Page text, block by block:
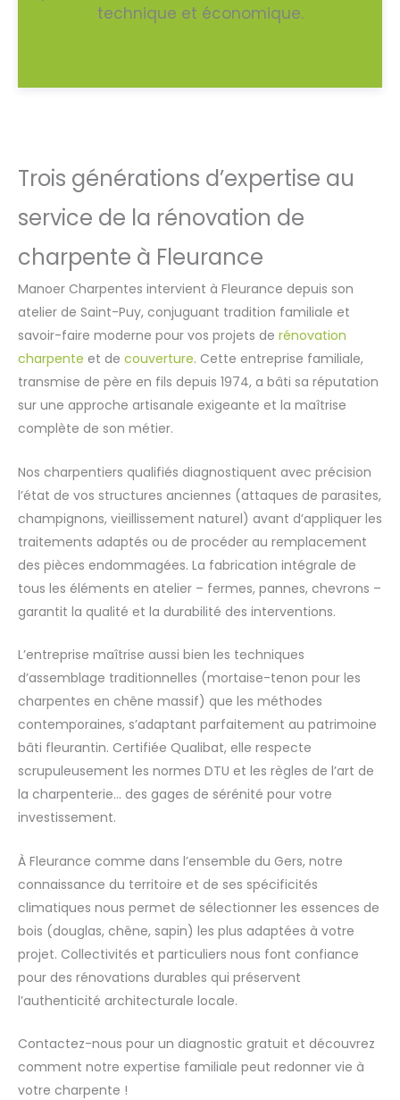
technique et économique.
Trois générations d’expertise au
service de la rénovation de
charpente à Fleurance
Manoer Charpentes intervient à Fleurance depuis son
atelier de Saint-Puy, conjuguant tradition familiale et
savoir-faire moderne pour vos projets de rénovation
charpente et de couverture. Cette entreprise familiale,
transmise de père en fils depuis 1974, a bâti sa réputation
sur une approche artisanale exigeante et la maîtrise
complète de son métier.
Nos charpentiers qualifiés diagnostiquent avec précision
l’état de vos structures anciennes (attaques de parasites,
champignons, vieillissement naturel) avant d’appliquer les
traitements adaptés ou de procéder au remplacement
des pièces endommagées. La fabrication intégrale de
tous les éléments en atelier – fermes, pannes, chevrons –
garantit la qualité et la durabilité des interventions.
L’entreprise maîtrise aussi bien les techniques
d’assemblage traditionnelles (mortaise-tenon pour les
charpentes en chêne massif) que les méthodes
contemporaines, s’adaptant parfaitement au patrimoine
bâti fleurantin. Certifiée Qualibat, elle respecte
scrupuleusement les normes DTU et les règles de l’art de
la charpenterie… des gages de sérénité pour votre
investissement.
À Fleurance comme dans l’ensemble du Gers, notre
connaissance du territoire et de ses spécificités
climatiques nous permet de sélectionner les essences de
bois (douglas, chêne, sapin) les plus adaptées à votre
projet. Collectivités et particuliers nous font confiance
pour des rénovations durables qui préservent
l’authenticité architecturale locale.
Contactez-nous pour un diagnostic gratuit et découvrez
comment notre expertise familiale peut redonner vie à
votre charpente !